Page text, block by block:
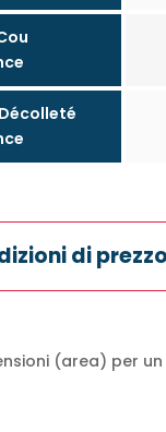
di prezzo
(area) per